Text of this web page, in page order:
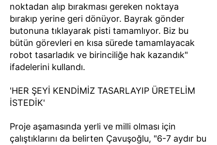
noktadan alıp bırakması gereken noktaya
bırakıp yerine geri dönüyor. Bayrak gönder
butonuna tıklayarak pisti tamamlıyor. Biz bu
bütün görevleri en kısa sürede tamamlayacak
robot tasarladık ve birinciliğe hak kazandık"
ifadelerini kullandı.
'HER ŞEYİ KENDİMİZ TASARLAYIP ÜRETELİM
İSTEDİK'
Proje aşamasında yerli ve milli olması için
çalıştıklarını da belirten Çavuşoğlu, "6-7 aydır bu